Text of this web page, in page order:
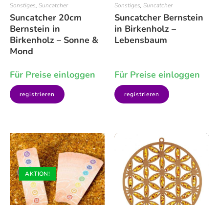
Sonstiges, Suncatcher
Suncatcher 20cm
Bernstein in
Birkenholz – Sonne &
Mond
Für Preise einloggen
registrieren
Sonstiges, Suncatcher
Suncatcher Bernstein
in Birkenholz –
Lebensbaum
Für Preise einloggen
registrieren
AKTION!